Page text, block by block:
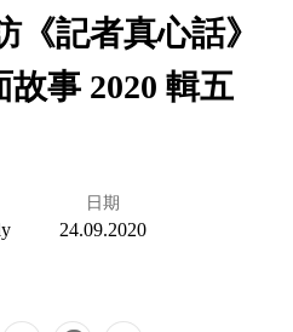
《記者真心話》
事 2020 輯五
日期
24.09.2020